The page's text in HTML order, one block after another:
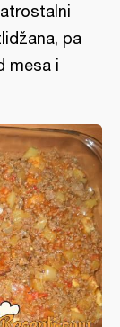
pa
mesa i